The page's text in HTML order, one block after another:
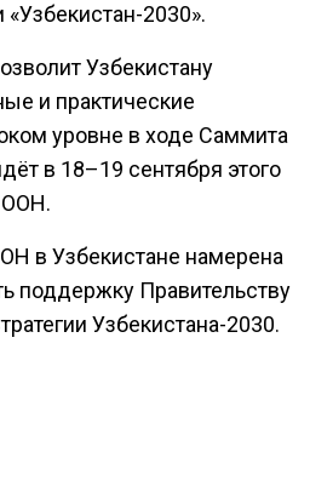
«Узбекистан-2030».
Узбекистану
и практические
уровне в ходе Саммита
в 18–19 сентября этого
ООН.
в Узбекистане намерена
поддержку Правительству
Узбекистана-2030.